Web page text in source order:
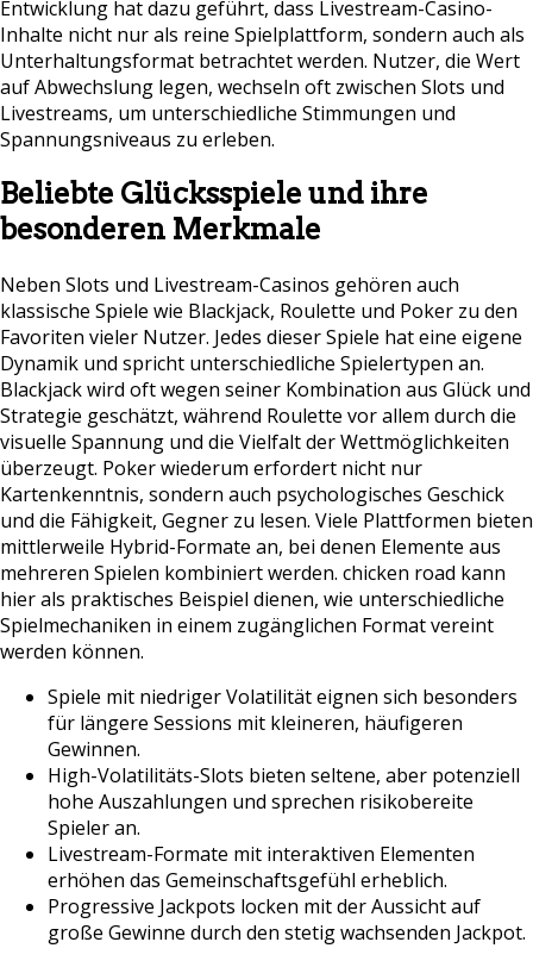
Entwicklung hat dazu geführt, dass Livestream-Casino-
Inhalte nicht nur als reine Spielplattform, sondern auch als
Unterhaltungsformat betrachtet werden. Nutzer, die Wert
auf Abwechslung legen, wechseln oft zwischen Slots und
Livestreams, um unterschiedliche Stimmungen und
Spannungsniveaus zu erleben.
Beliebte Glücksspiele und ihre
besonderen Merkmale
Neben Slots und Livestream-Casinos gehören auch
klassische Spiele wie Blackjack, Roulette und Poker zu den
Favoriten vieler Nutzer. Jedes dieser Spiele hat eine eigene
Dynamik und spricht unterschiedliche Spielertypen an.
Blackjack wird oft wegen seiner Kombination aus Glück und
Strategie geschätzt, während Roulette vor allem durch die
visuelle Spannung und die Vielfalt der Wettmöglichkeiten
überzeugt. Poker wiederum erfordert nicht nur
Kartenkenntnis, sondern auch psychologisches Geschick
und die Fähigkeit, Gegner zu lesen. Viele Plattformen bieten
mittlerweile Hybrid-Formate an, bei denen Elemente aus
mehreren Spielen kombiniert werden. chicken road kann
hier als praktisches Beispiel dienen, wie unterschiedliche
Spielmechaniken in einem zugänglichen Format vereint
werden können.
Spiele mit niedriger Volatilität eignen sich besonders
für längere Sessions mit kleineren, häufigeren
Gewinnen.
High-Volatilitäts-Slots bieten seltene, aber potenziell
hohe Auszahlungen und sprechen risikobereite
Spieler an.
Livestream-Formate mit interaktiven Elementen
erhöhen das Gemeinschaftsgefühl erheblich.
Progressive Jackpots locken mit der Aussicht auf
große Gewinne durch den stetig wachsenden Jackpot.